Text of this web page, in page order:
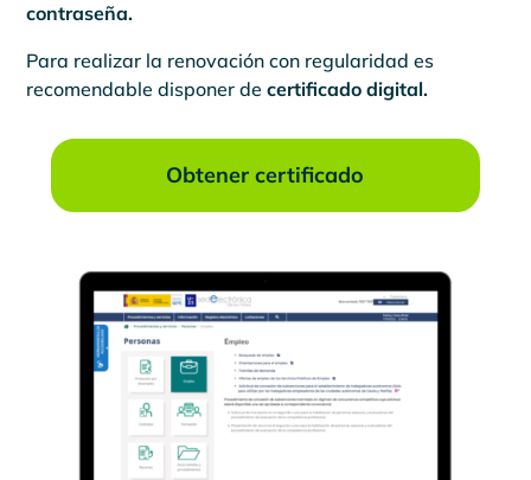
contraseña.
Para realizar la renovación con regularidad es
recomendable disponer decertificado digital.
Obtener certificado